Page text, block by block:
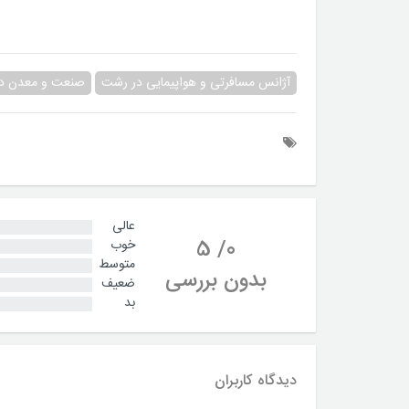
آژانس مسافرتی و هواپیمایی در رشت صنعت و معدن
0
/
5
بدون بررسی
عالی
خوب
متوسط
ضعیف
بد
دیدگاه کاربران